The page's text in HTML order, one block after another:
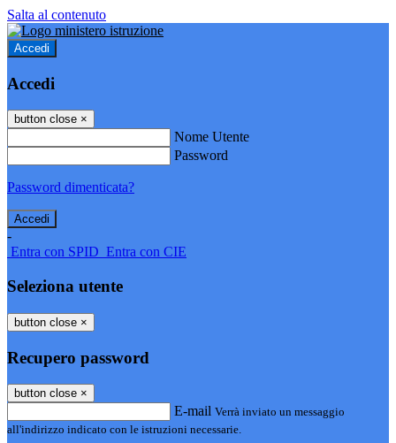
Salta al contenuto
Accedi
Accedi
button close ×
Nome Utente
Password
Password dimenticata?
-
Entra con SPID Entra con CIE
Seleziona utente
button close ×
Recupero password
button close ×
E-mail Verrà inviato un messaggio
all'indirizzo indicato con le istruzioni necessarie.